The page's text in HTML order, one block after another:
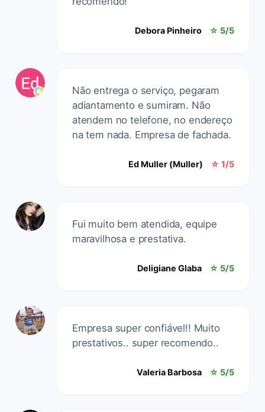
Debora Pinheiro ☆ 5/5
Não entrega o serviço, pegaram
adiantamento e sumiram. Não
atendem no telefone, no endereço
na tem nada. Empresa de fachada.
Ed Muller (Muller) ☆ 1/5
Fui muito bem atendida, equipe
maravilhosa e prestativa.
Deligiane Glaba ☆ 5/5
Empresa super confiável!! Muito
prestativos.. super recomendo..
Valeria Barbosa ☆ 5/5